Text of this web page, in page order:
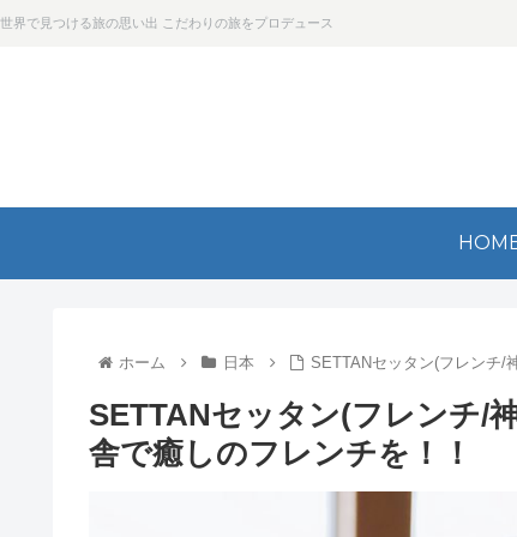
世界で見つける旅の思い出 こだわりの旅をプロデュース
ホーム 日本 SETTANセッタン(フレンチ/
SETTANセッタン(フレンチ/
舎で癒しのフレンチを！！